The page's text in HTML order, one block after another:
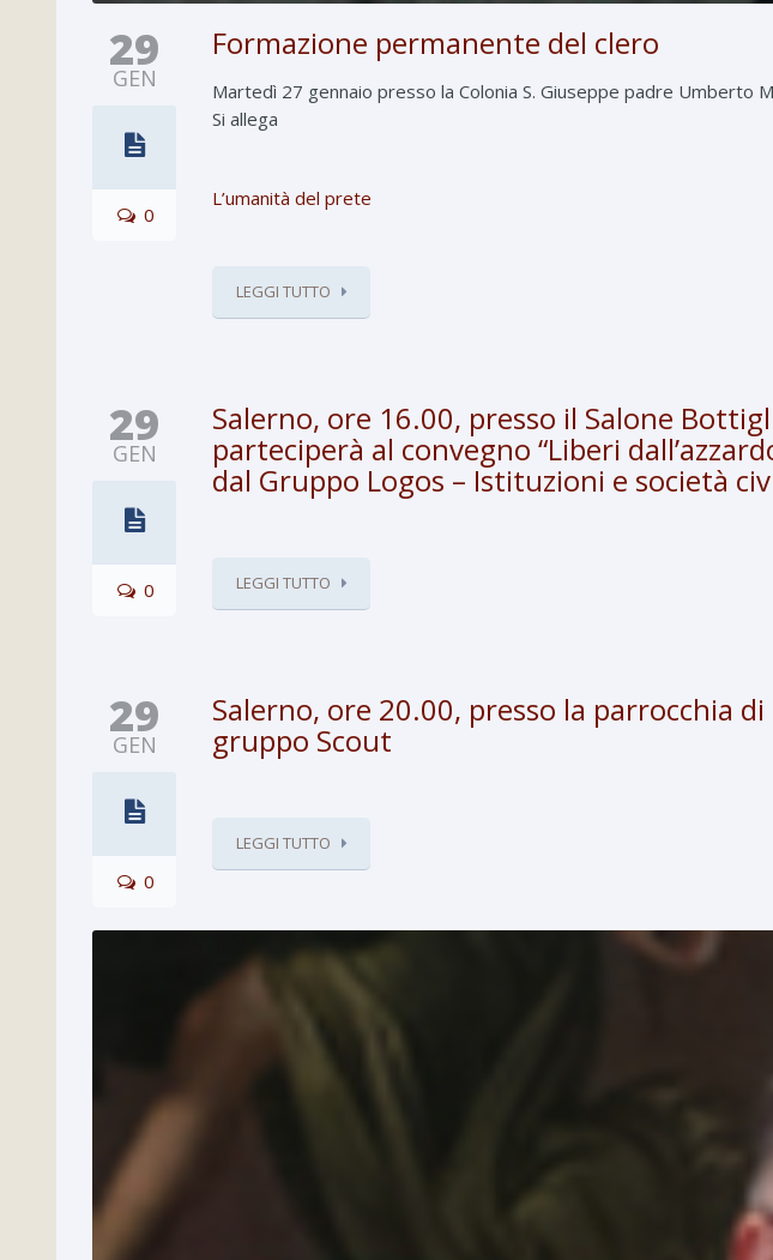
29
GEN
0
Formazione permanente del clero
Martedì 27 gennaio presso la Colonia S. Giuseppe padre Umberto
Si allega
L’umanità del prete
LEGGI TUTTO
29
GEN
0
Salerno, ore 16.00, presso il Salone
parteciperà al convegno “Liberi
dal Gruppo Logos – Istituzioni e società
LEGGI TUTTO
29
GEN
0
Salerno, ore 20.00, presso la parrocchia
gruppo Scout
LEGGI TUTTO